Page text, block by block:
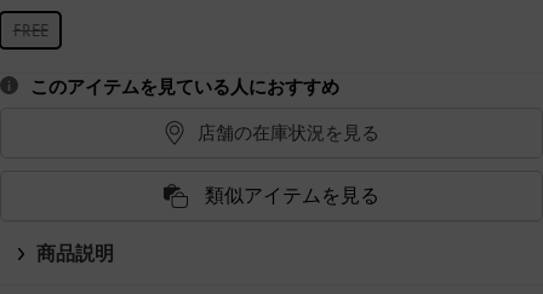
FREE
このアイテムを見ている人におすすめ
店舗の在庫状況を見る
類似アイテムを見る
商品説明